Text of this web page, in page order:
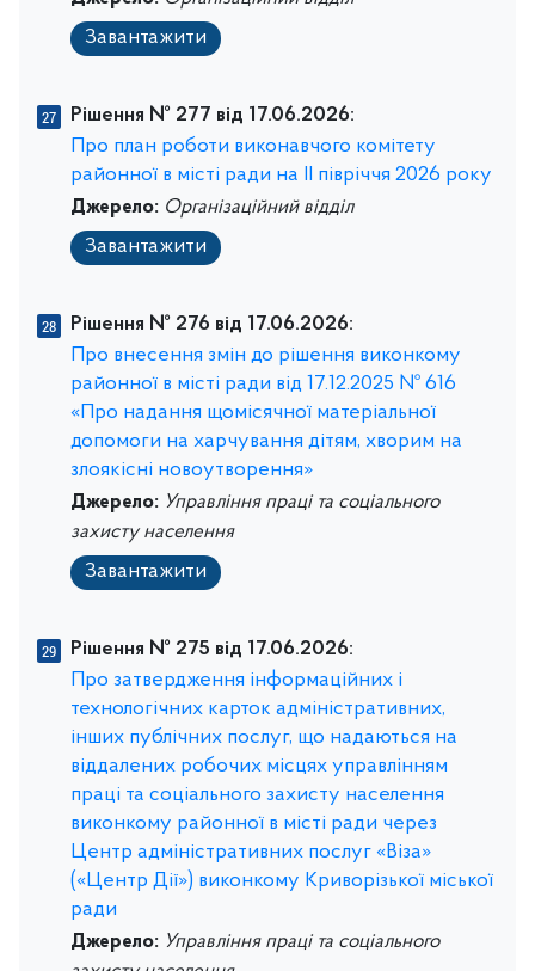
Завантажити
Рішення № 277 від 17.06.2026:
Про план роботи виконавчого комітету
районної в місті ради на IІ півріччя 2026 року
Джерело: Організаційний відділ
Завантажити
Рішення № 276 від 17.06.2026:
Про внесення змін до рішення виконкому
районної в місті ради від 17.12.2025 № 616
«Про надання щомісячної матеріальної
допомоги на харчування дітям, хворим на
злоякісні новоутворення»
Джерело: Управління праці та соціального
захисту населення
Завантажити
Рішення № 275 від 17.06.2026:
Про затвердження інформаційних і
технологічних карток адміністративних,
інших публічних послуг, що надаються на
віддалених робочих місцях управлінням
праці та соціального захисту населення
виконкому районної в місті ради через
Центр адміністративних послуг «Віза»
(«Центр Дії») виконкому Криворізької міської
ради
Джерело: Управління праці та соціального